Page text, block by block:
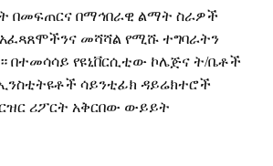
በመፍጠርና በማኅበራዊ ልማት ስራዎች
አፈጻጸሞችንና መሻሻል የሚሹ ተግባራትን
በተመሳሳይ የዩኒቨርሲቲው ኮሌጅና ት/ቤቶች
ሳይንቲፊክ ዳይሬክተሮች
ሪፖርት አቅርበው ውይይት